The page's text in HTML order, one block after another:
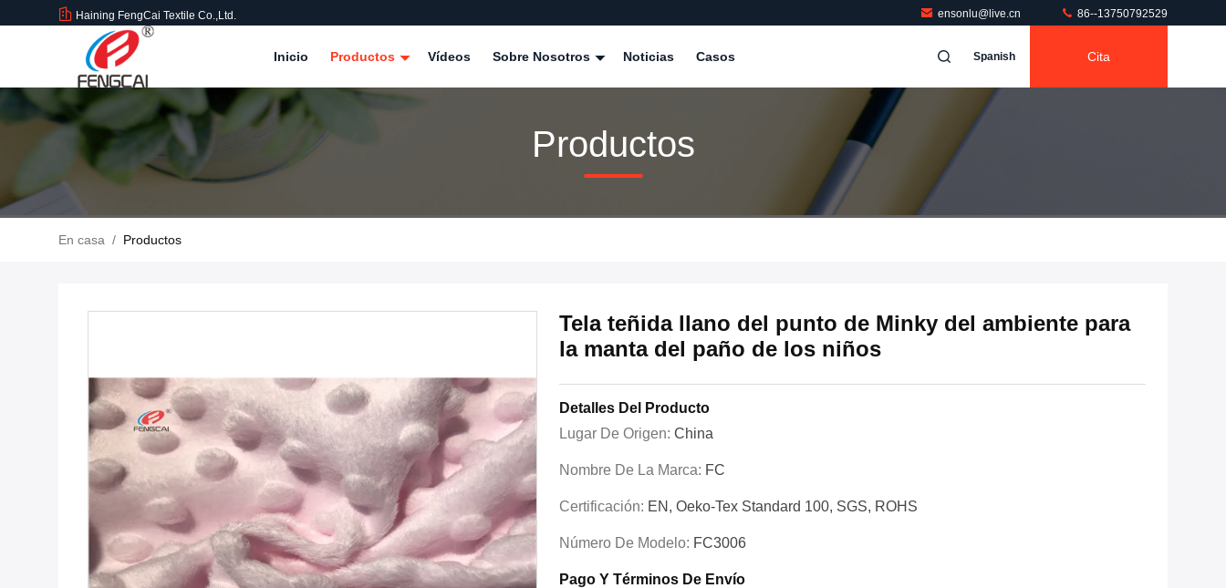
Haining FengCai Textile Co.,Ltd. ensonlu@live.cn 86--13750792529
Inicio Productos Vídeos Sobre Nosotros Noticias Casos Spanish Cita
Productos
En casa / Productos
Tela teñida llano del punto de Minky del ambiente para
la manta del paño de los niños
Detalles Del Producto
Lugar De Origen: China
Nombre De La Marca: FC
Certificación: EN, Oeko-Tex Standard 100, SGS, ROHS
Número De Modelo: FC3006
Pago Y Términos De Envío